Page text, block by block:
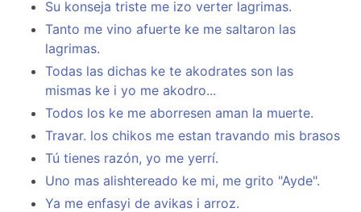
Su konseja triste me izo verter lagrimas.
Tanto me vino afuerte ke me saltaron las
lagrimas.
Todas las dichas ke te akodrates son las
mismas ke i yo me akodro...
Todos los ke me aborresen aman la muerte.
Travar. los chikos me estan travando mis brasos
Tú tienes razón, yo me yerrí.
Uno mas alishtereado ke mi, me grito "Ayde".
Ya me enfasyi de avikas i arroz.